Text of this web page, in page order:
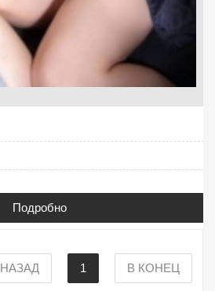
Подробно
НАЗАД 1 В КОНЕЦ